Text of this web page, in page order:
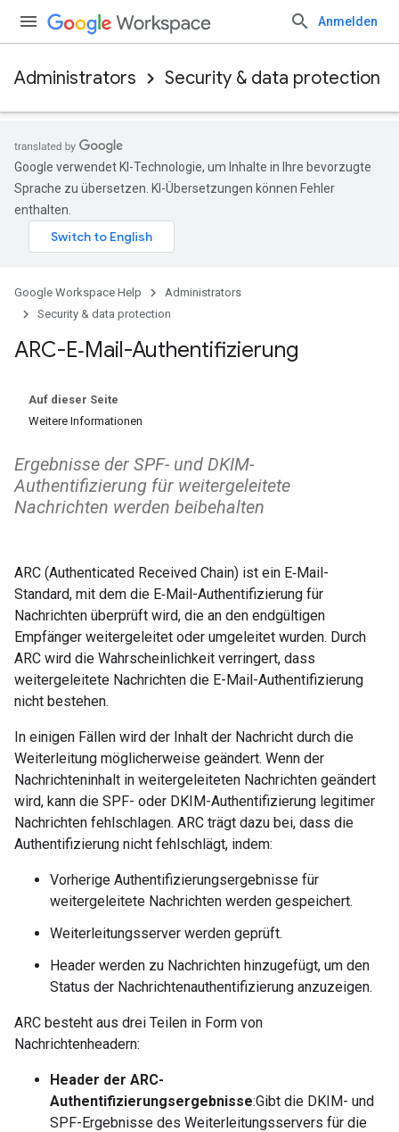
Anmelden
Administrators Security & data protection
Google verwendet KI-Technologie, um Inhalte in Ihre bevorzugte
Sprache zu übersetzen. KI-Übersetzungen können Fehler
enthalten.
Google Workspace Help
Administrators
Security & data protection
ARC-E‑Mail-Authentifizierung
Auf dieser Seite
Weitere Informationen
Ergebnisse der SPF- und DKIM-
Authentifizierung für weitergeleitete
Nachrichten werden beibehalten
ARC (Authenticated Received Chain) ist ein E‑Mail-
Standard, mit dem die E‑Mail-Authentifizierung für
Nachrichten überprüft wird, die an den endgültigen
Empfänger weitergeleitet oder umgeleitet wurden. Durch
ARC wird die Wahrscheinlichkeit verringert, dass
weitergeleitete Nachrichten die E-Mail-Authentifizierung
nicht bestehen.
In einigen Fällen wird der Inhalt der Nachricht durch die
Weiterleitung möglicherweise geändert. Wenn der
Nachrichteninhalt in weitergeleiteten Nachrichten geändert
wird, kann die SPF- oder DKIM-Authentifizierung legitimer
Nachrichten fehlschlagen. ARC trägt dazu bei, dass die
Authentifizierung nicht fehlschlägt, indem:
Vorherige Authentifizierungsergebnisse für
weitergeleitete Nachrichten werden gespeichert.
Weiterleitungsserver werden geprüft.
Header werden zu Nachrichten hinzugefügt, um den
Status der Nachrichtenauthentifizierung anzuzeigen.
ARC besteht aus drei Teilen in Form von
Nachrichtenheadern:
Header der ARC-
Authentifizierungsergebnisse:Gibt die DKIM- und
SPF-Ergebnisse des Weiterleitungsservers für die